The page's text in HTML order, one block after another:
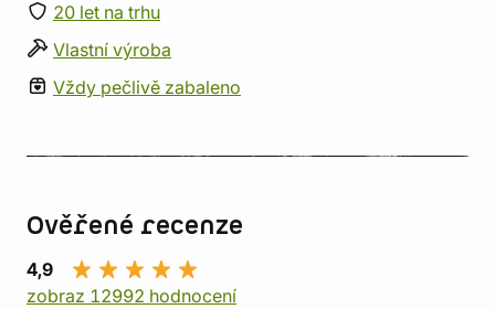
20 let na trhu
Vlastní výroba
Vždy pečlivě zabaleno
Ověřené recenze
4,9
zobraz 12992 hodnocení